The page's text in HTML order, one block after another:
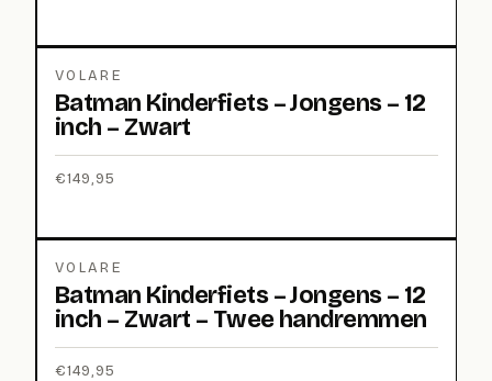
VOLARE
Batman Kinderfiets – Jongens – 12
inch – Zwart
€149,95
VOLARE
Batman Kinderfiets – Jongens – 12
inch – Zwart – Twee handremmen
€149,95